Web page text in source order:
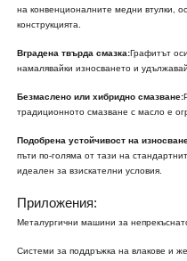
на конвенционалните медни втулки,
конструкцията.
Вградена твърда смазка:Графитът
намалявайки износването и
Безмаслено или хибридно смазване:
традиционното смазване с масло е
Подобрена устойчивост на
пъти по-голяма от тази на
идеален за взискателни условия.
Приложения:
Металургични машини за
Системи за поддръжка на влакове и